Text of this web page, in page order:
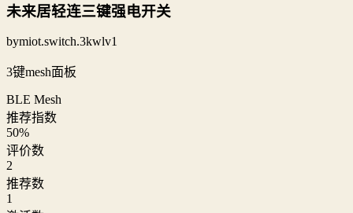
未来居轻连三键强电开关
bymiot.switch.3kwlv1
3键mesh面板
BLE Mesh
推荐指数
50%
评价数
2
推荐数
1